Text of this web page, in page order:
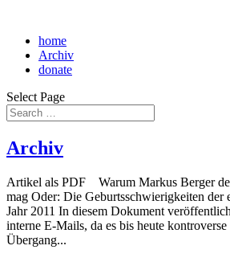
home
Archiv
donate
Select Page
Archiv
Artikel als PDF Warum Markus Berger
mag Oder: Die Geburtsschwierigkeiten der
Jahr 2011 In diesem Dokument
interne E-Mails, da es bis heute
Übergang...